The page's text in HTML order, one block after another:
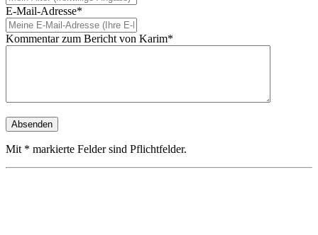
E-Mail-Adresse*
Kommentar zum Bericht von Karim*
Mit * markierte Felder sind Pflichtfelder.